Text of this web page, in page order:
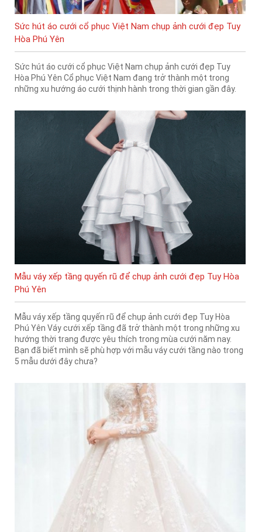
Sức hút áo cưới cổ phục Việt Nam chụp ảnh cưới đẹp Tuy
Hòa Phú Yên
Sức hút áo cưới cổ phục Việt Nam chụp ảnh cưới đẹp Tuy
Hòa Phú Yên Cổ phục Việt Nam đang trở thành một trong
những xu hướng áo cưới thịnh hành trong thời gian gần đây.
Mẫu váy xếp tầng quyến rũ để chụp ảnh cưới đẹp Tuy Hòa
Phú Yên
Mẫu váy xếp tầng quyến rũ để chụp ảnh cưới đẹp Tuy Hòa
Phú Yên Váy cưới xếp tầng đã trở thành một trong những xu
hướng thời trang được yêu thích trong mùa cưới năm nay.
Bạn đã biết mình sẽ phù hợp với mẫu váy cưới tầng nào trong
5 mẫu dưới đây chưa?